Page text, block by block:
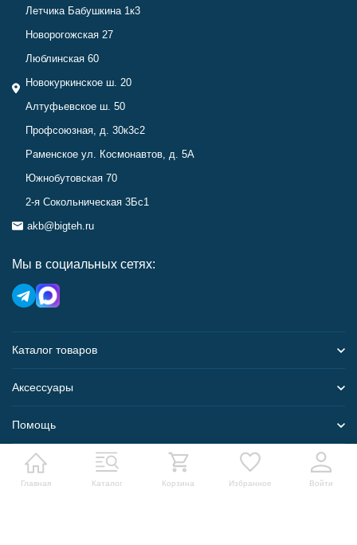
Главная Каталог Корзина Избранное Войти
Летчика Бабушкина 1к3
Новорогожская 27
Люблинская 60
Новокуркинское ш. 20
Алтуфьевское ш. 50
Профсоюзная, д. 30к3с2
Раменское ул. Космонавтов, д. 5А
Южнобутовская 70
2-я Сокольническая 3Бс1
akb@bigteh.ru
Мы в социальных сетях:
Каталог товаров
Аксессуары
Помощь
Карта сайта